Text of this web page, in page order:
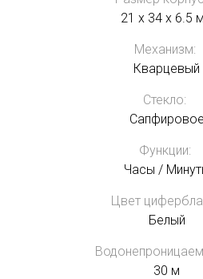
21 x 34 x 6.5
Механизм:
Кварцевый
Стекло:
Сапфировое
Функции:
Часы /
Цвет
Белый
30 м